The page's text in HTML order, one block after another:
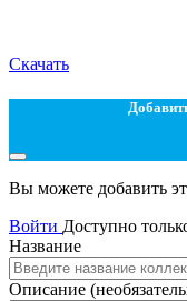
Скачать
Вы можете добавить
Войти Доступно
Название
Описание